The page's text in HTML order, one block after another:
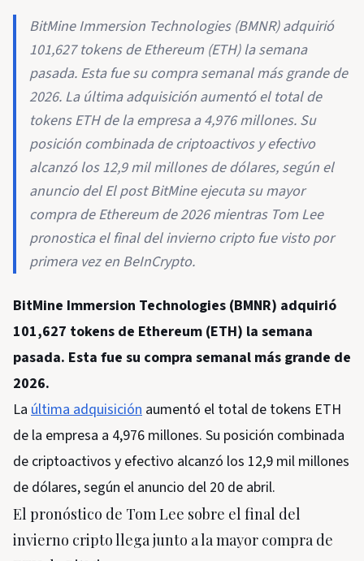
BitMine Immersion Technologies (BMNR) adquirió
101,627 tokens de Ethereum (ETH) la semana
pasada. Esta fue su compra semanal más grande de
2026. La última adquisición aumentó el total de
tokens ETH de la empresa a 4,976 millones. Su
posición combinada de criptoactivos y efectivo
alcanzó los 12,9 mil millones de dólares, según el
anuncio del El post BitMine ejecuta su mayor
compra de Ethereum de 2026 mientras Tom Lee
pronostica el final del invierno cripto fue visto por
primera vez en BeInCrypto.
BitMine Immersion Technologies (BMNR) adquirió
101,627 tokens de Ethereum (ETH) la semana
pasada. Esta fue su compra semanal más grande de
2026.
La última adquisición aumentó el total de tokens ETH
de la empresa a 4,976 millones. Su posición combinada
de criptoactivos y efectivo alcanzó los 12,9 mil millones
de dólares, según el anuncio del 20 de abril.
El pronóstico de Tom Lee sobre el final del
invierno cripto llega junto a la mayor compra de